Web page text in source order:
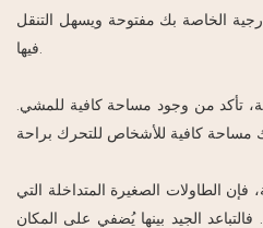
الخاصة بك مفتوحة ويسهل التنقل
تأكد من وجود مساحة كافية للمشي.
الطاولات الصغيرة المتداخلة التي
فالتباعد الجيد بينها يُضفي على المكان